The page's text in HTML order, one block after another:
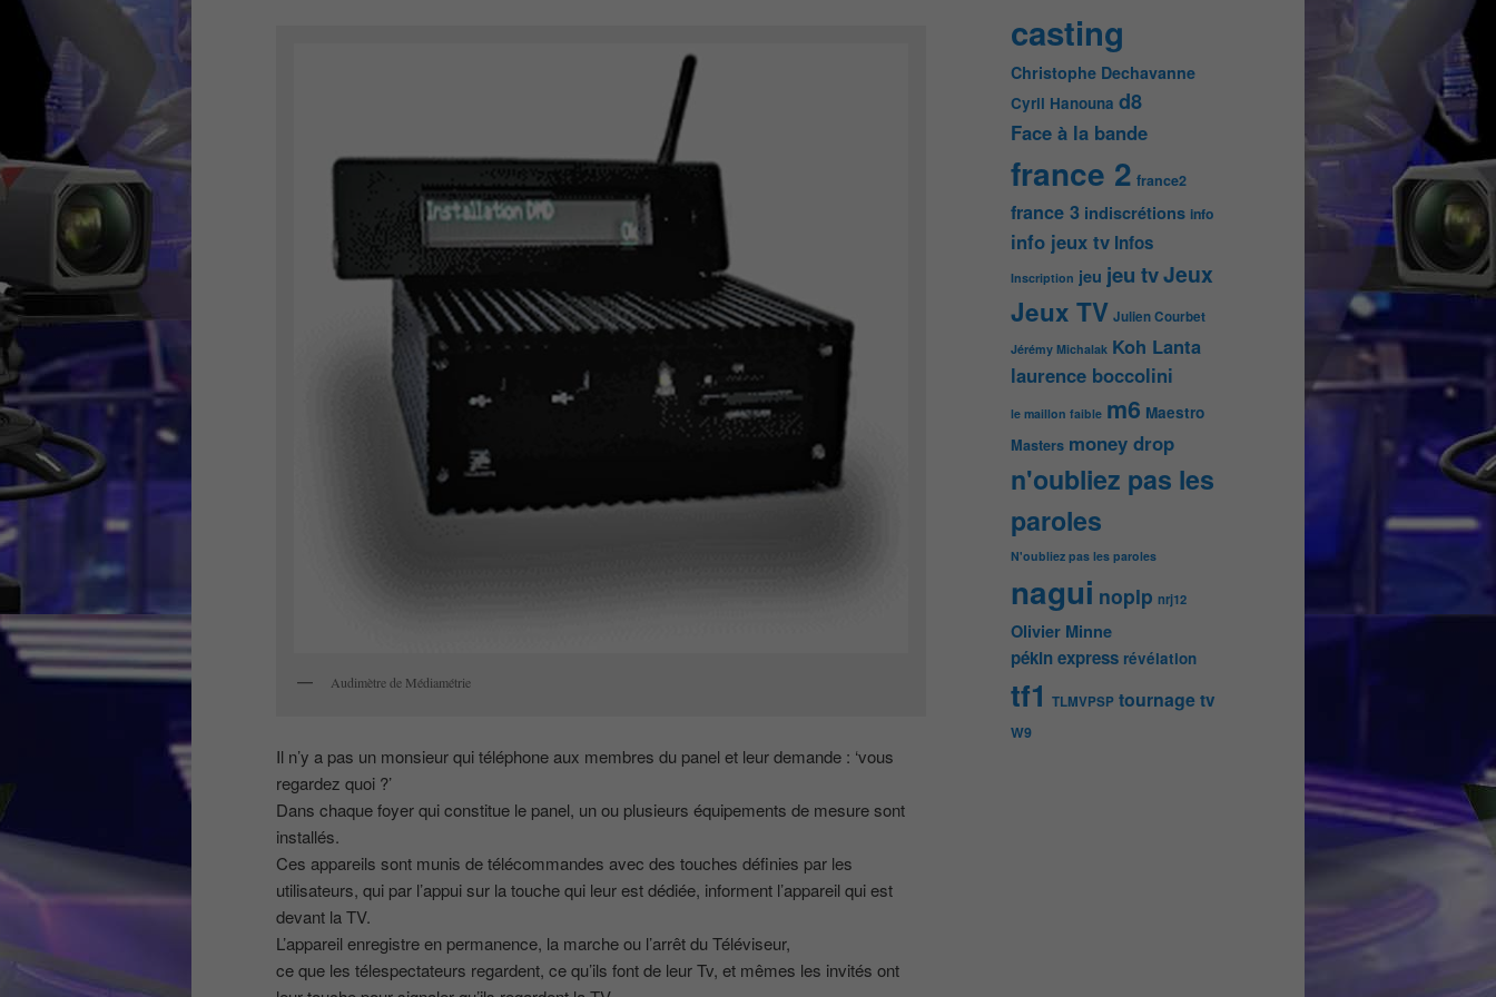
Audimètre de Médiamétrie
Il n’y a pas un monsieur qui téléphone aux membres du panel et leur demande : ‘vous
regardez quoi ?’
Dans chaque foyer qui constitue le panel, un ou plusieurs équipements de mesure sont
installés.
Ces appareils sont munis de télécommandes avec des touches définies par les
utilisateurs, qui par l’appui sur la touche qui leur est dédiée, informent l’appareil qui est
devant la TV.
L’appareil enregistre en permanence, la marche ou l’arrêt du Téléviseur,
ce que les télespectateurs regardent, ce qu’ils font de leur Tv, et mêmes les invités ont
casting
Christophe Dechavanne
Cyril Hanouna d8
Face à la bande
france 2 france2
france 3 indiscrétions info
info jeux tv Infos
Inscription jeu jeu tvJeux
Jeux TV Julien Courbet
Jérémy Michalak Koh Lanta
laurence boccolini
le maillon faible m6 Maestro
Masters money drop
n'oubliez pas les
paroles
N'oubliez pas les paroles
nagui noplp nrj12
Olivier Minne
pékin express révélation
tf1 TLMVPSP tournagetv
W9